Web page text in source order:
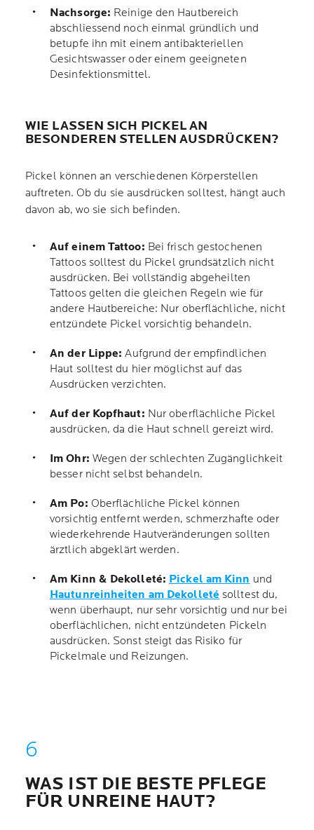
Nachsorge: Reinige den Hautbereich
abschliessend noch einmal gründlich und
betupfe ihn mit einem antibakteriellen
Gesichtswasser oder einem geeigneten
Desinfektionsmittel.
WIE LASSEN SICH PICKEL AN
BESONDEREN STELLEN AUSDRÜCKEN?
Pickel können an verschiedenen Körperstellen
auftreten. Ob du sie ausdrücken solltest, hängt auch
davon ab, wo sie sich befinden.
Auf einem Tattoo: Bei frisch gestochenen
Tattoos solltest du Pickel grundsätzlich nicht
ausdrücken. Bei vollständig abgeheilten
Tattoos gelten die gleichen Regeln wie für
andere Hautbereiche: Nur oberflächliche, nicht
entzündete Pickel vorsichtig behandeln.
An der Lippe: Aufgrund der empfindlichen
Haut solltest du hier möglichst auf das
Ausdrücken verzichten.
Auf der Kopfhaut: Nur oberflächliche Pickel
ausdrücken, da die Haut schnell gereizt wird.
Im Ohr: Wegen der schlechten Zugänglichkeit
besser nicht selbst behandeln.
Am Po: Oberflächliche Pickel können
vorsichtig entfernt werden, schmerzhafte oder
wiederkehrende Hautveränderungen sollten
ärztlich abgeklärt werden.
Am Kinn & Dekolleté: Pickel am Kinn und
Hautunreinheiten am Dekolleté solltest du,
wenn überhaupt, nur sehr vorsichtig und nur bei
oberflächlichen, nicht entzündeten Pickeln
ausdrücken. Sonst steigt das Risiko für
Pickelmale und Reizungen.
WAS IST DIE BESTE PFLEGE
FÜR UNREINE HAUT?